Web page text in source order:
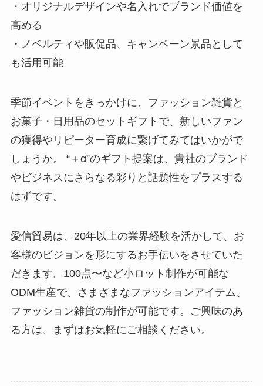
・オリジナルデザインや名入れでブランド価値を
高める
・ノベルティや販促品、キャンペーン景品として
も活用可能
季節イベントをきっかけに、ファッション雑貨と
お菓子・日用品のセットギフトで、新しいファン
の獲得やリピーター育成に繋げてみてはいかがで
しょうか。 “＋α”のギフト提案は、貴社のブランド
やビジネスにさらなる彩りと話題性をプラスする
はずです。
愛信貿易は、20年以上の業界経験を活かして、お
客様のビジョンを形にするお手伝いをさせていた
だきます。100点〜など小ロット制作が可能な
ODM生産で、さまざまなファッションアイテム、
ファッション雑貨の制作が可能です。ご興味のあ
る方は、まずはお気軽にご相談ください。